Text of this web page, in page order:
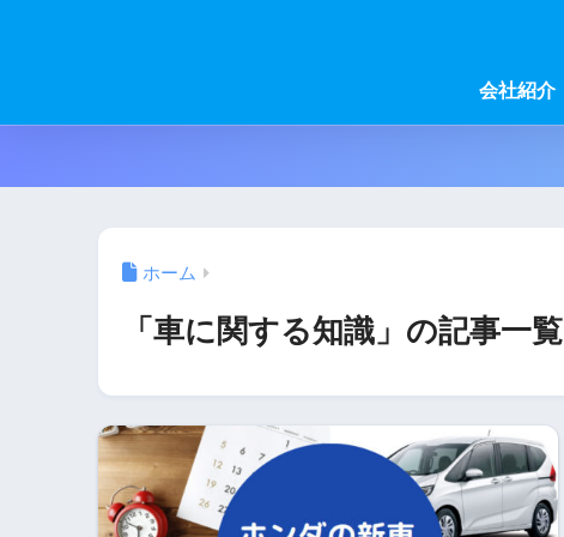
会社紹介
ホーム
「車に関する知識」の記事一覧